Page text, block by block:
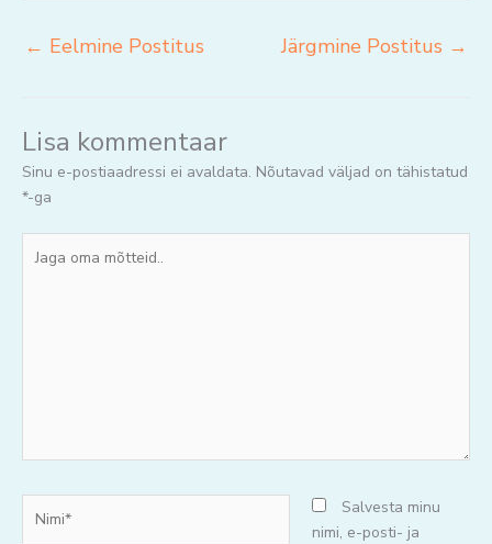
← Eelmine Postitus Järgmine Postitus →
Lisa kommentaar
Sinu e-postiaadressi ei avaldata. Nõutavad väljad on tähistatud
*-ga
oma
Salvesta minu
nimi, e-posti- ja